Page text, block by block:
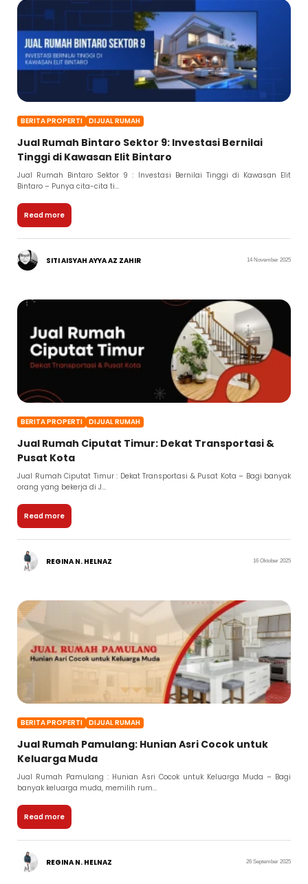
BERITA PROPERTI DIJUAL RUMAH
Jual Rumah Bintaro Sektor 9: Investasi Bernilai
Tinggi di Kawasan Elit Bintaro
Jual Rumah Bintaro Sektor 9 : Investasi Bernilai Tinggi di Kawasan Elit
Bintaro – Punya cita-cita ti...
Read more
SITI AISYAH AYYA AZ ZAHIR 14 November 2025
BERITA PROPERTI DIJUAL RUMAH
Jual Rumah Ciputat Timur: Dekat Transportasi &
Pusat Kota
Jual Rumah Ciputat Timur : Dekat Transportasi & Pusat Kota – Bagi banyak
orang yang bekerja di J...
Read more
REGINA N. HELNAZ 16 Oktober 2025
BERITA PROPERTI DIJUAL RUMAH
Jual Rumah Pamulang: Hunian Asri Cocok untuk
Keluarga Muda
Jual Rumah Pamulang : Hunian Asri Cocok untuk Keluarga Muda – Bagi
banyak keluarga muda, memilih rum...
Read more
REGINA N. HELNAZ 26 September 2025